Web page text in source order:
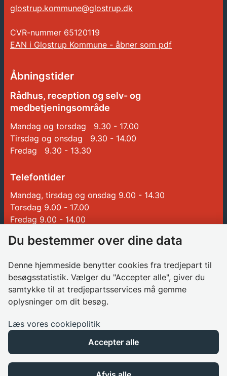
glostrup.kommune@glostrup.dk
CVR-nummer 65120119
EAN i Glostrup Kommune - åbner som pdf
Åbningstider
Rådhus, reception og selv- og
medbetjeningsområde
Mandag og torsdag 9.30 - 17.00
Tirsdag og onsdag 9.30 - 14.00
Fredag 9.30 - 13.30
Telefontider
Mandag, tirsdag og onsdag 9.00 - 14.30
Torsdag 9.00 - 17.00
Fredag 9.00 - 14.00
Betalinger til Glostrup Kommune
Borgerrådgiver
Søg job i kommunen
Databeskyttelsesrådgiver
Cookies
Tilgængelighedserklæring
Du bestemmer over dine data
Denne hjemmeside benytter cookies fra tredjepart til
besøgsstatistik. Vælger du "Accepter alle", giver du
samtykke til at tredjepartsservices må gemme
oplysninger om dit besøg.
Læs vores cookiepolitik
Accepter alle